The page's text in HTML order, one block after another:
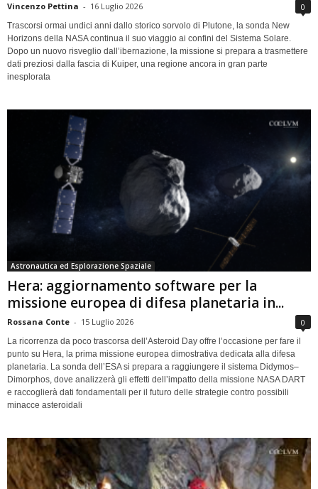
Vincenzo Pettina - 16 Luglio 2026 0
Trascorsi ormai undici anni dallo storico sorvolo di Plutone, la sonda New
Horizons della NASA continua il suo viaggio ai confini del Sistema Solare.
Dopo un nuovo risveglio dall’ibernazione, la missione si prepara a trasmettere
dati preziosi dalla fascia di Kuiper, una regione ancora in gran parte
inesplorata
Astronautica ed Esplorazione Spaziale
Hera: aggiornamento software per la
missione europea di difesa planetaria in...
Rossana Conte - 15 Luglio 2026 0
La ricorrenza da poco trascorsa dell’Asteroid Day offre l’occasione per fare il
punto su Hera, la prima missione europea dimostrativa dedicata alla difesa
planetaria. La sonda dell’ESA si prepara a raggiungere il sistema Didymos–
Dimorphos, dove analizzerà gli effetti dell’impatto della missione NASA DART
e raccoglierà dati fondamentali per il futuro delle strategie contro possibili
minacce asteroidali